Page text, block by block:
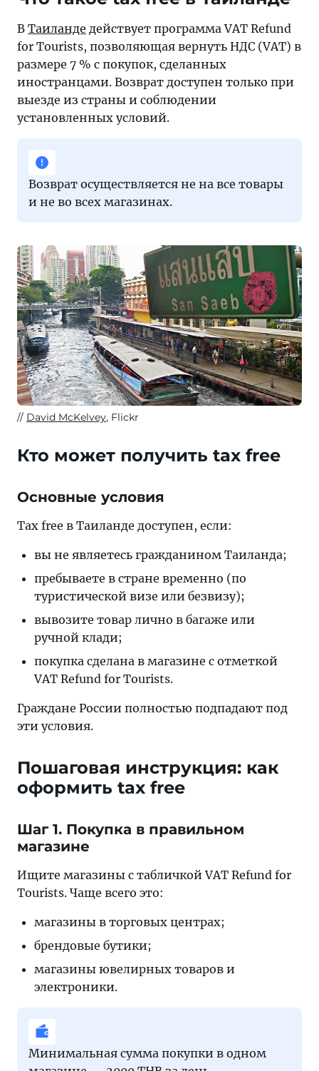
и
частые
ошибки.
Актуально
в
2026
В Таиланде действует программа VAT Refund
for Tourists, позволяющая вернуть НДС (VAT) в
размере 7 % с покупок, сделанных
иностранцами. Возврат доступен только при
выезде из страны и соблюдении
установленных условий.
Возврат осуществляется не на все товары
и не во всех магазинах.
David McKelvey, Flickr
Кто может получить tax free
Основные условия
Tax free в Таиланде доступен, если:
вы не являетесь гражданином Таиланда;
пребываете в стране временно (по
туристической визе или безвизу);
вывозите товар лично в багаже или
ручной клади;
покупка сделана в магазине с отметкой
VAT Refund for Tourists.
Граждане России полностью подпадают под
эти условия.
Пошаговая инструкция: как
оформить tax free
Шаг 1. Покупка в правильном
магазине
Ищите магазины с табличкой VAT Refund for
Tourists. Чаще всего это:
магазины в торговых центрах;
брендовые бутики;
магазины ювелирных товаров и
электроники.
Минимальная сумма покупки в одном